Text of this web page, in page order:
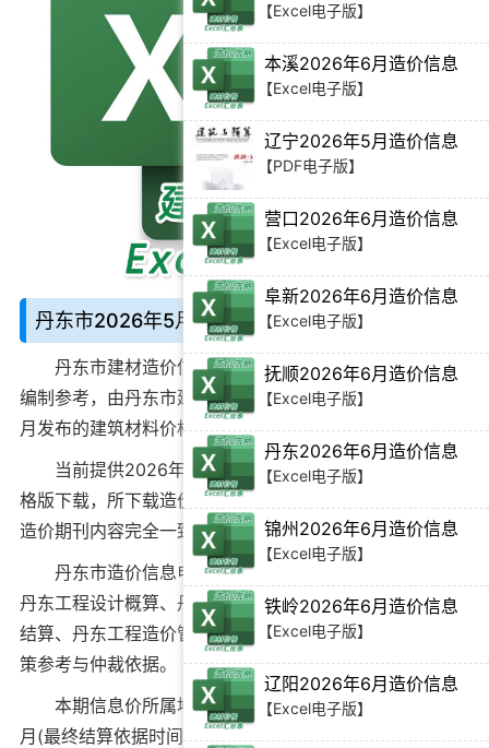
丹东市2026年5月造价信息说明：
丹东市建材造价信息别名丹东造价期刊、丹东预算价
编制参考，由丹东市建设工程造价管理站官方在
月发布的建筑材料价格信息。
当前提供2026年5月丹东市工程造价信息Excel电子表
格版下载，所下载造价信息与丹东市造价管理站官方发布
造价期刊内容完全一致。
丹东市造价信息电子版可为
丹东工程设计概算、 丹东建设施工图预算、丹东工程竣工
结算、 丹东工程造价管理审计等提供建筑材料价格编制决
策参考与仲裁依据。
本期信息价所属地域：丹东，对应时间为：2026年5
月(最终结算依据时间需根据工程双方签订合同为准)。
【Excel电子版】
本溪2026年6月造价信息
【Excel电子版】
辽宁2026年5月造价信息
【PDF电子版】
营口2026年6月造价信息
【Excel电子版】
阜新2026年6月造价信息
【Excel电子版】
抚顺2026年6月造价信息
【Excel电子版】
丹东2026年6月造价信息
【Excel电子版】
锦州2026年6月造价信息
【Excel电子版】
铁岭2026年6月造价信息
【Excel电子版】
辽阳2026年6月造价信息
【Excel电子版】